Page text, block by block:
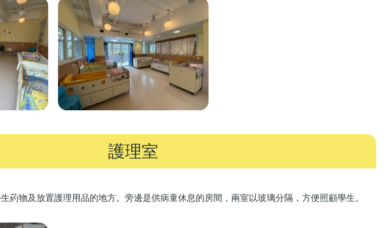
護理室
葯物及放置護理用品的地方。旁邊是供病童休息的房間，兩室以玻璃分隔，方便照顧學生。